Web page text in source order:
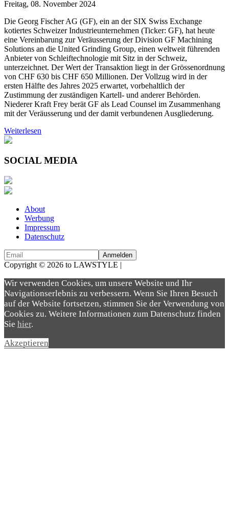
Freitag, 08. November 2024
Die Georg Fischer AG (GF), ein an der SIX Swiss Exchange
kotiertes Schweizer Industrieunternehmen (Ticker: GF), hat heute
eine Vereinbarung zur Veräusserung der Division GF Machining
Solutions an die United Grinding Group, einen weltweit führenden
Anbieter von Schleiftechnologie mit Sitz in der Schweiz,
unterzeichnet. Der Wert der Transaktion liegt in der Grössenordnung
von CHF 630 bis CHF 650 Millionen. Der Vollzug wird in der
ersten Hälfte des Jahres 2025 erwartet, vorbehaltlich der
Zustimmung der zuständigen Kartell- und anderer Behörden.
Niederer Kraft Frey berät GF als Lead Counsel im Zusammenhang
mit der Veräusserung und der damit verbundenen Ausgliederung.
Weiterlesen
SOCIAL MEDIA
About
Werbung
Impressum
Datenschutz
Copyright © 2026 to LAWSTYLE |
Wir verwenden Cookies, um unsere Website und Ihr
Navigationserlebnis zu verbessern. Wenn Sie Ihren Besuch
auf der Website fortsetzen, stimmen Sie der Verwendung von
Cookies zu. Weitere Informationen zum Datenschutz finden
Sie hier.
Akzeptieren